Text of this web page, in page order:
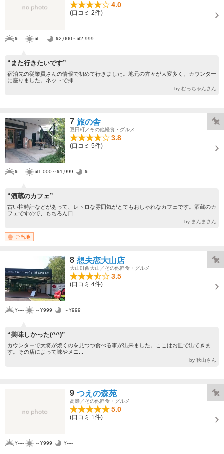
4.0
(口コミ 2件)
¥---- ¥---- ¥2,000～¥2,999
“また行きたいです”
宿泊先の従業員さんの情報で初めて行きました。地元の方々が大変多く、カウンター
に座りました。ネットで拝...
by むっちゃんさん
7 旅の舎
豆田町／その他軽食・グルメ
3.8
(口コミ 5件)
¥---- ¥1,000～¥1,999 ¥----
“酒蔵のカフェ”
古い柱時計などがあって、レトロな雰囲気がとてもおしゃれなカフェです。酒蔵のカ
フェですので、もちろん日...
by まんまさん
ご当地
8 想夫恋大山店
大山町西大山／その他軽食・グルメ
3.5
(口コミ 4件)
¥---- ～¥999 ～¥999
“美味しかった(^^)”
カウンターで大将が焼くのを見つつ食べる事が出来ました。ここはお皿で出てきま
す。その店によって味やメニ...
by 秋山さん
9 つえの森苑
高瀬／その他軽食・グルメ
5.0
(口コミ 1件)
¥---- ～¥999 ¥----